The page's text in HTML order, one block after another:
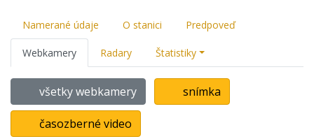
Namerané údaje O stanici Predpoveď
Webkamery Radary Štatistiky
všetky webkamery snímka
časozberné video